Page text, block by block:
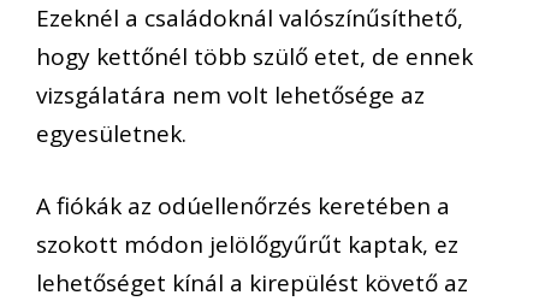
Ezeknél a családoknál valószínűsíthető,
hogy kettőnél több szülő etet, de ennek
vizsgálatára nem volt lehetősége az
egyesületnek.
A fiókák az odúellenőrzés keretében a
szokott módon jelölőgyűrűt kaptak, ez
lehetőséget kínál a kirepülést követő az